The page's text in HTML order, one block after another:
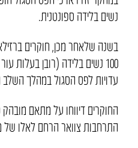
נשים בלידה ספונטנית.
בשנה שלאחר מכן, חוקרים
עדויות לפס הסגול במהלך
החוקרים דיווחו על מתאם מובהק
התרחבות צוואר הרחם לאלו של